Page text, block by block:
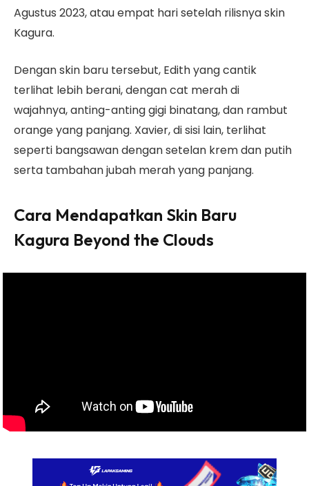
Agustus 2023, atau empat hari setelah rilisnya skin
Kagura.
Dengan skin baru tersebut, Edith yang cantik
terlihat lebih berani, dengan cat merah di
wajahnya, anting-anting gigi binatang, dan rambut
orange yang panjang. Xavier, di sisi lain, terlihat
seperti bangsawan dengan setelan krem dan putih
serta tambahan jubah merah yang panjang.
Cara Mendapatkan Skin Baru
Kagura Beyond the Clouds